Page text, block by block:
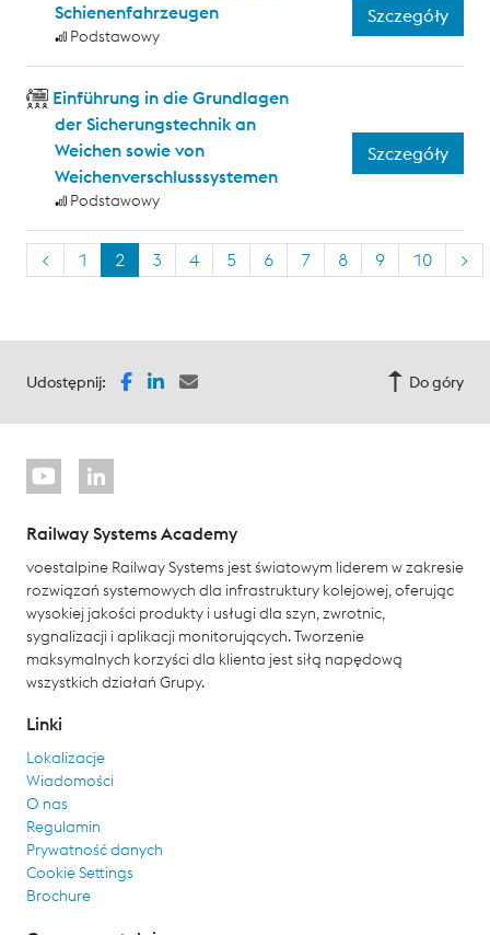
Schienenfahrzeugen
Podstawowy
Szczegóły
Einführung in die Grundlagen
der Sicherungstechnik an
Weichen sowie von
Weichenverschlusssystemen
Podstawowy
Szczegóły
< 1 2 3 4 5 6 7 8 9 10 >
Udostępnij: Do góry
Railway Systems Academy
voestalpine Railway Systems jest światowym liderem w zakresie
rozwiązań systemowych dla infrastruktury kolejowej, oferując
wysokiej jakości produkty i usługi dla szyn, zwrotnic,
sygnalizacji i aplikacji monitorujących. Tworzenie
maksymalnych korzyści dla klienta jest siłą napędową
wszystkich działań Grupy.
Linki
Lokalizacje
Wiadomości
O nas
Regulamin
Prywatność danych
Cookie Settings
Brochure